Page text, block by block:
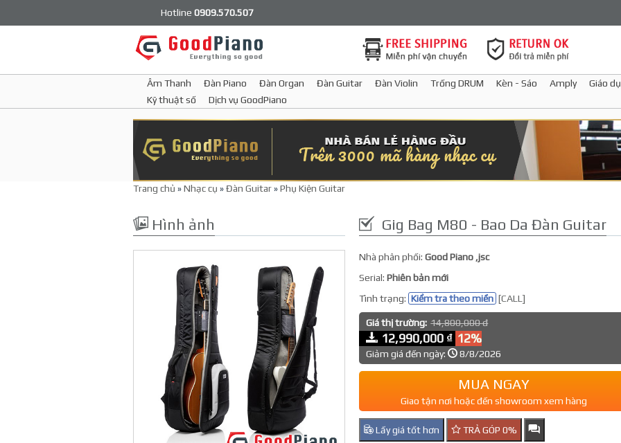
Hotline 0909.570.507
Âm Thanh Đàn Piano Đàn Organ Đàn Guitar Đàn Violin Trống DRUM Kèn - Sáo Amply Giáo
Kỹ thuật số
Dịch vụ GoodPiano
Trang chủ »Nhạc cụ »Đàn Guitar»Phụ Kiện Guitar
Hình ảnh Gig Bag M80 - Bao Da Đàn Guitar
Nhà phân phối:Good Piano ,jsc
Serial:Phiên bản mới
Tình trạng: Kiểm tra theo miền [CALL]
Giá thị trường: 14,800,000 đ
12,990,000 ₫ 12%
Giảm giá đến ngày: 8/8/2026
MUA NGAY
Giao tận nơi hoặc đến showroom xem hàng
Lấy giá tốt hơn TRẢ GÓP 0%